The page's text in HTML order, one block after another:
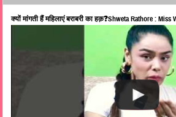
क्यों मांगती हैं महिलाएं बराबरी का हक़❓Shweta Rathore :